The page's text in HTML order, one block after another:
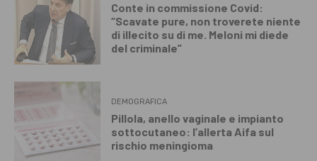
Conte in commissione Covid:
“Scavate pure, non troverete niente
di illecito su di me. Meloni mi diede
del criminale”
DEMOGRAFICA
Pillola, anello vaginale e impianto
sottocutaneo: l’allerta Aifa sul
rischio meningioma